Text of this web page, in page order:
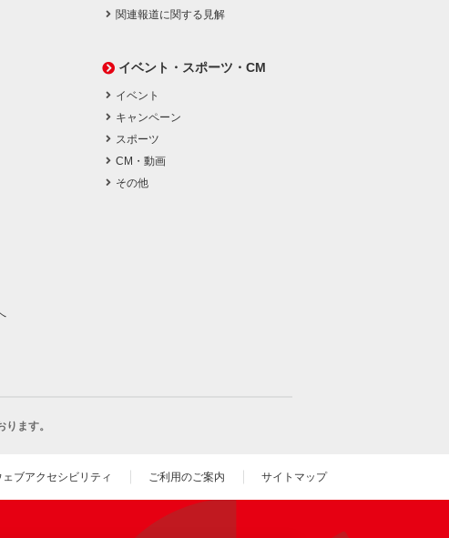
関連報道に関する見解
イベント・スポーツ・CM
イベント
キャンペーン
スポーツ
CM・動画
その他
ます。
ェブアクセシビリティ ご利用のご案内 サイトマップ